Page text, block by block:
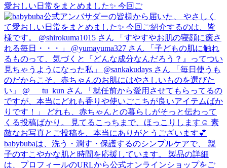
愛おしい日常をまとめました✨ 今回ご